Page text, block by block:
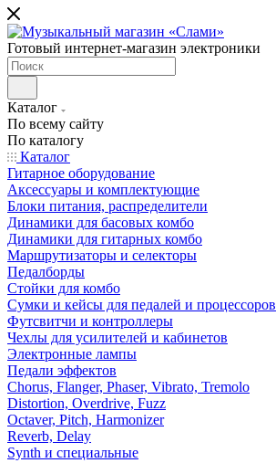
Готовый интернет-магазин электроники
Каталог
По всему сайту
По каталогу
Каталог
Гитарное оборудование
Аксессуары и комплектующие
Блоки питания, распределители
Динамики для басовых комбо
Динамики для гитарных комбо
Маршрутизаторы и селекторы
Педалборды
Стойки для комбо
Сумки и кейсы для педалей и процессоров
Футсвитчи и контроллеры
Чехлы для усилителей и кабинетов
Электронные лампы
Педали эффектов
Chorus, Flanger, Phaser, Vibrato, Tremolo
Distortion, Overdrive, Fuzz
Octaver, Pitch, Harmonizer
Reverb, Delay
Synth и специальные